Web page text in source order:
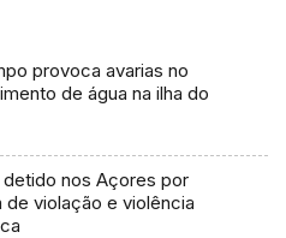
provoca avarias no
de água na ilha do
detido nos Açores por
de violação e violência